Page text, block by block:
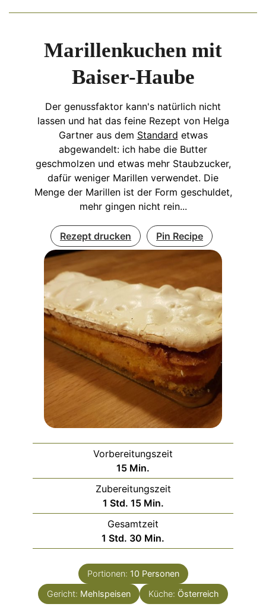
Marillenkuchen mit
Baiser-Haube
Der genussfaktor kann's natürlich nicht
lassen und hat das feine Rezept von Helga
Gartner aus dem Standard etwas
abgewandelt: ich habe die Butter
geschmolzen und etwas mehr Staubzucker,
dafür weniger Marillen verwendet. Die
Menge der Marillen ist der Form geschuldet,
mehr gingen nicht rein...
Rezept drucken Pin Recipe
Vorbereitungszeit
15Minuten
Min.
Zubereitungszeit
1 Stunde
Std. 15Minuten
Min.
Gesamtzeit
1 Stunde
Std. 30 Minuten
Min.
Portionen: 10 Personen
Gericht: Mehlspeisen Küche: Österreich